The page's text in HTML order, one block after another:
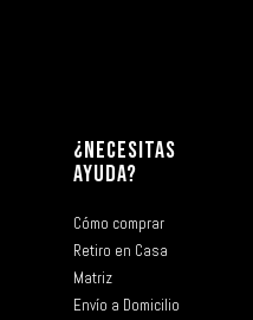
¿NECESITAS
AYUDA?
Cómo comprar
Retiro en Casa
Matriz
Envío a Domicilio